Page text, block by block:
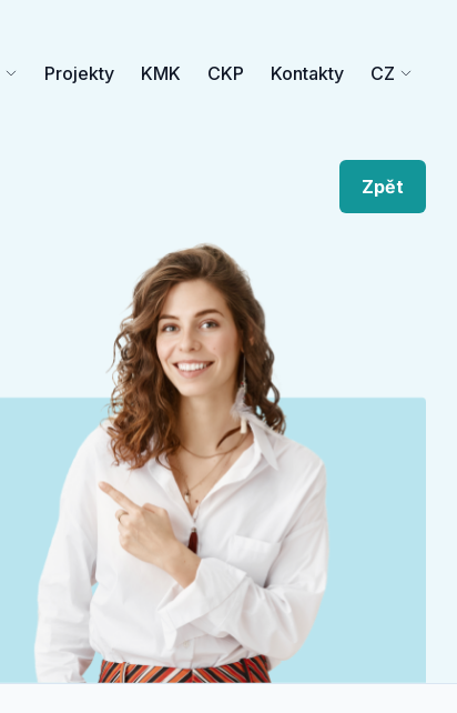
Projekty KMK CKP Kontakty CZ
Zpět